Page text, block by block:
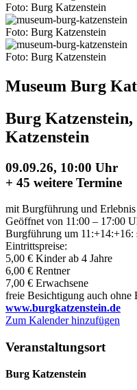
Foto: Burg Katzenstein
Foto: Burg Katzenstein
Foto: Burg Katzenstein
Museum Burg
Burg Katzenstein,
Katzenstein
09.09.26, 10:00 Uhr
+ 45 weitere Termine
mit Burgführung und Erlebnis
Geöffnet von 11:00 – 17:00
Burgführung um 11:+14:+16:
Eintrittspreise:
5,00 € Kinder ab 4 Jahre
6,00 € Rentner
7,00 € Erwachsene
freie Besichtigung auch
www.burgkatzenstein.de
Zum Kalender hinzufügen
Veranstaltungsort
Burg Katzenstein